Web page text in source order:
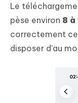
Le
pèse environ 8 à
correctement
disposer d'au